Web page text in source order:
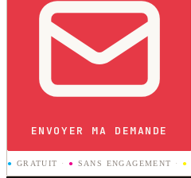
ENVOYER MA DEMANDE
● GRATUIT · ● SANS ENGAGEMENT · ●